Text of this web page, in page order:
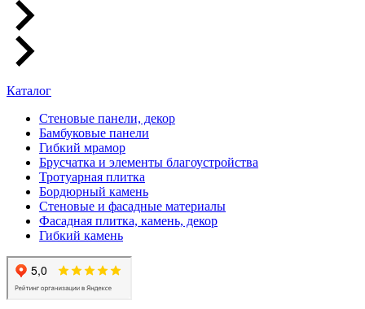
Каталог
Стеновые панели, декор
Бамбуковые панели
Гибкий мрамор
Брусчатка и элементы благоустройства
Тротуарная плитка
Бордюрный камень
Стеновые и фасадные материалы
Фасадная плитка, камень, декор
Гибкий камень